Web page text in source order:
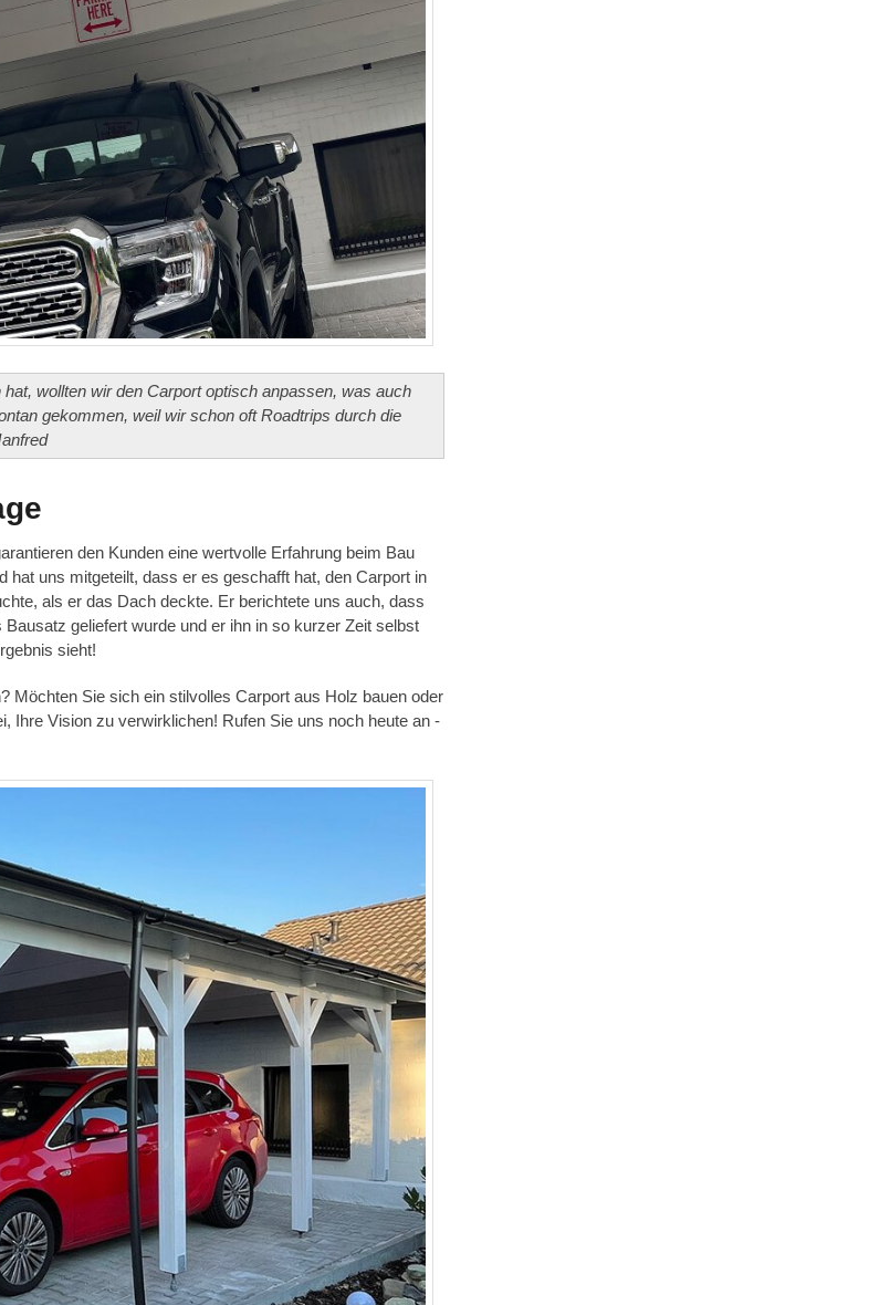
wollten wir den Carport optisch anpassen, was auch
gekommen, weil wir schon oft Roadtrips durch die
den Kunden eine wertvolle Erfahrung beim Bau
hat uns mitgeteilt, dass er es geschafft hat, den Carport in
als er das Dach deckte. Er berichtete uns auch, dass
geliefert wurde und er ihn in so kurzer Zeit selbst
sieht!
Möchten Sie sich ein stilvolles Carport aus Holz bauen oder
Ihre Vision zu verwirklichen! Rufen Sie uns noch heute an -